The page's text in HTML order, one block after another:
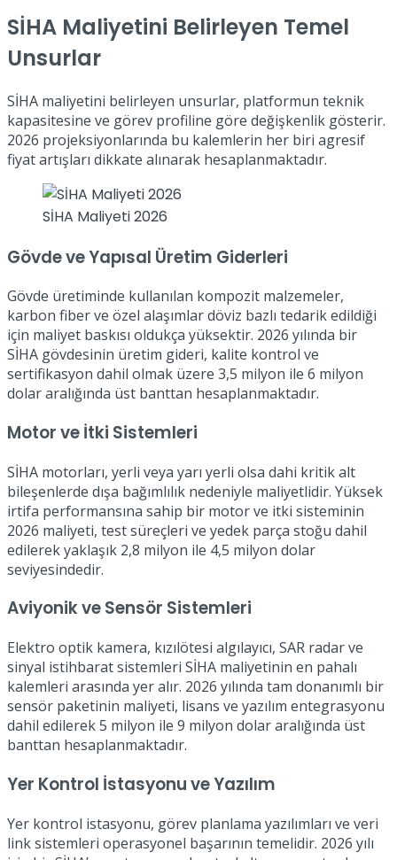
SİHA Maliyetini Belirleyen Temel
Unsurlar
SİHA maliyetini belirleyen unsurlar, platformun teknik
kapasitesine ve görev profiline göre değişkenlik gösterir.
2026 projeksiyonlarında bu kalemlerin her biri agresif
fiyat artışları dikkate alınarak hesaplanmaktadır.
SİHA Maliyeti 2026
Gövde ve Yapısal Üretim Giderleri
Gövde üretiminde kullanılan kompozit malzemeler,
karbon fiber ve özel alaşımlar döviz bazlı tedarik edildiği
için maliyet baskısı oldukça yüksektir. 2026 yılında bir
SİHA gövdesinin üretim gideri, kalite kontrol ve
sertifikasyon dahil olmak üzere 3,5 milyon ile 6 milyon
dolar aralığında üst banttan hesaplanmaktadır.
Motor ve İtki Sistemleri
SİHA motorları, yerli veya yarı yerli olsa dahi kritik alt
bileşenlerde dışa bağımlılık nedeniyle maliyetlidir. Yüksek
irtifa performansına sahip bir motor ve itki sisteminin
2026 maliyeti, test süreçleri ve yedek parça stoğu dahil
edilerek yaklaşık 2,8 milyon ile 4,5 milyon dolar
seviyesindedir.
Aviyonik ve Sensör Sistemleri
Elektro optik kamera, kızılötesi algılayıcı, SAR radar ve
sinyal istihbarat sistemleri SİHA maliyetinin en pahalı
kalemleri arasında yer alır. 2026 yılında tam donanımlı bir
sensör paketinin maliyeti, lisans ve yazılım entegrasyonu
dahil edilerek 5 milyon ile 9 milyon dolar aralığında üst
banttan hesaplanmaktadır.
Yer Kontrol İstasyonu ve Yazılım
Yer kontrol istasyonu, görev planlama yazılımları ve veri
link sistemleri operasyonel başarının temelidir. 2026 yılı